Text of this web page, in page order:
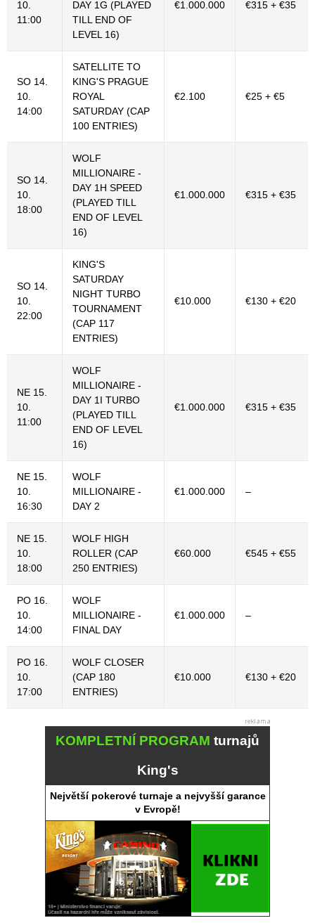
10.
11:00
DAY 1G (PLAYED
TILL END OF
LEVEL 16)
€1.000.000 €315 + €35
SO 14.
10.
14:00
SATELLITE TO
KING'S PRAGUE
ROYAL
SATURDAY (CAP
100 ENTRIES)
€2.100 €25 + €5
SO 14.
10.
18:00
WOLF
MILLIONAIRE -
DAY 1H SPEED
(PLAYED TILL
END OF LEVEL
16)
€1.000.000 €315 + €35
SO 14.
10.
22:00
KING'S
SATURDAY
NIGHT TURBO
TOURNAMENT
(CAP 117
ENTRIES)
€10.000 €130 + €20
NE 15.
10.
11:00
WOLF
MILLIONAIRE -
DAY 1I TURBO
(PLAYED TILL
END OF LEVEL
16)
€1.000.000 €315 + €35
NE 15.
10.
16:30
WOLF
MILLIONAIRE -
DAY 2
€1.000.000 –
NE 15.
10.
18:00
WOLF HIGH
ROLLER (CAP
250 ENTRIES)
€60.000 €545 + €55
PO 16.
10.
14:00
WOLF
MILLIONAIRE -
FINAL DAY
€1.000.000 –
PO 16.
10.
17:00
WOLF CLOSER
(CAP 180
ENTRIES)
€10.000 €130 + €20
KOMPLETNÍ PROGRAM turnajů
King's
Největší pokerové turnaje a nejvyšší garance
v Evropě!